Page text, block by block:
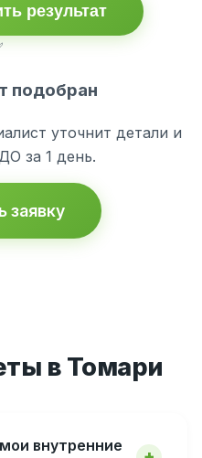
результат
подобран
уточнит детали и
за 1 день.
заявку
в Томари
внутренние